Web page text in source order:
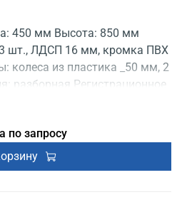
450 мм Высота: 850 мм
шт., ЛДСП 16 мм, кромка ПВХ
колеса из пластика _50 мм, 2
разборная Регистрационное
по запросу